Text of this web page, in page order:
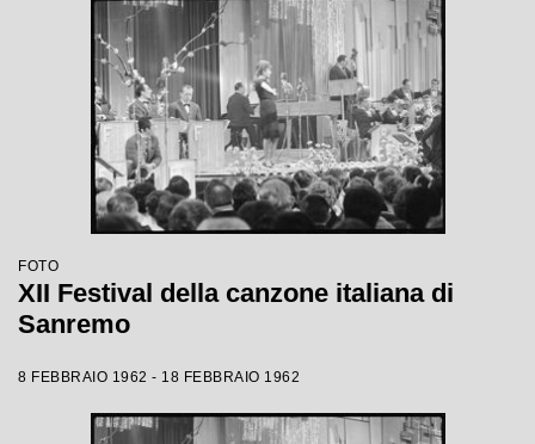
FOTO
XII Festival della canzone italiana di
Sanremo
8 FEBBRAIO 1962 - 18 FEBBRAIO 1962